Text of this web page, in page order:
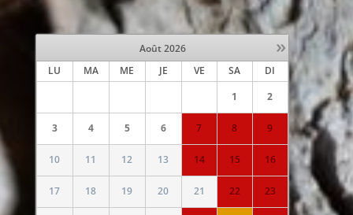
»
Août 2026
LU
MA ME JE VE SA
DI
1
2
3 4 5 6 7 8 9
10 11 12 13 14 15 16
17 18 19 20 21 22 23